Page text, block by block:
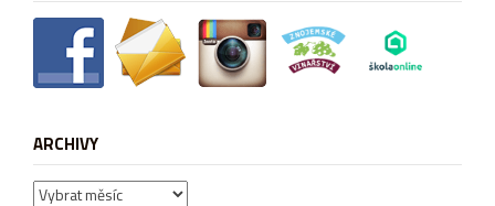
ARCHIVY
Archivy